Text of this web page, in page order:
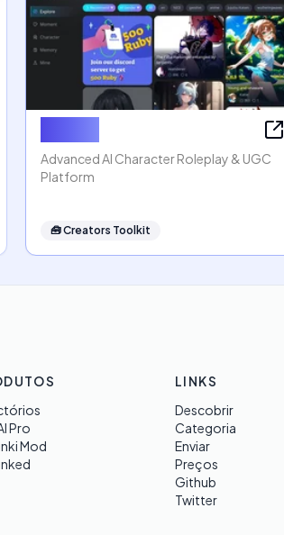
Advanced AI Character Roleplay & UGC
Platform
🧰Creators Toolkit
Pro
Mod
LINKS
Descobrir
Categoria
Enviar
Preços
Github
Twitter